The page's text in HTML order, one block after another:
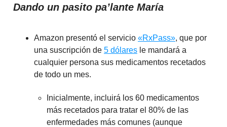
Dando un pasito pa’lante María
Amazon presentó el servicio «RxPass», que por
una suscripción de 5 dólares le mandará a
cualquier persona sus medicamentos recetados
de todo un mes.
Inicialmente, incluirá los 60 medicamentos
más recetados para tratar el 80% de las
enfermedades más comunes (aunque